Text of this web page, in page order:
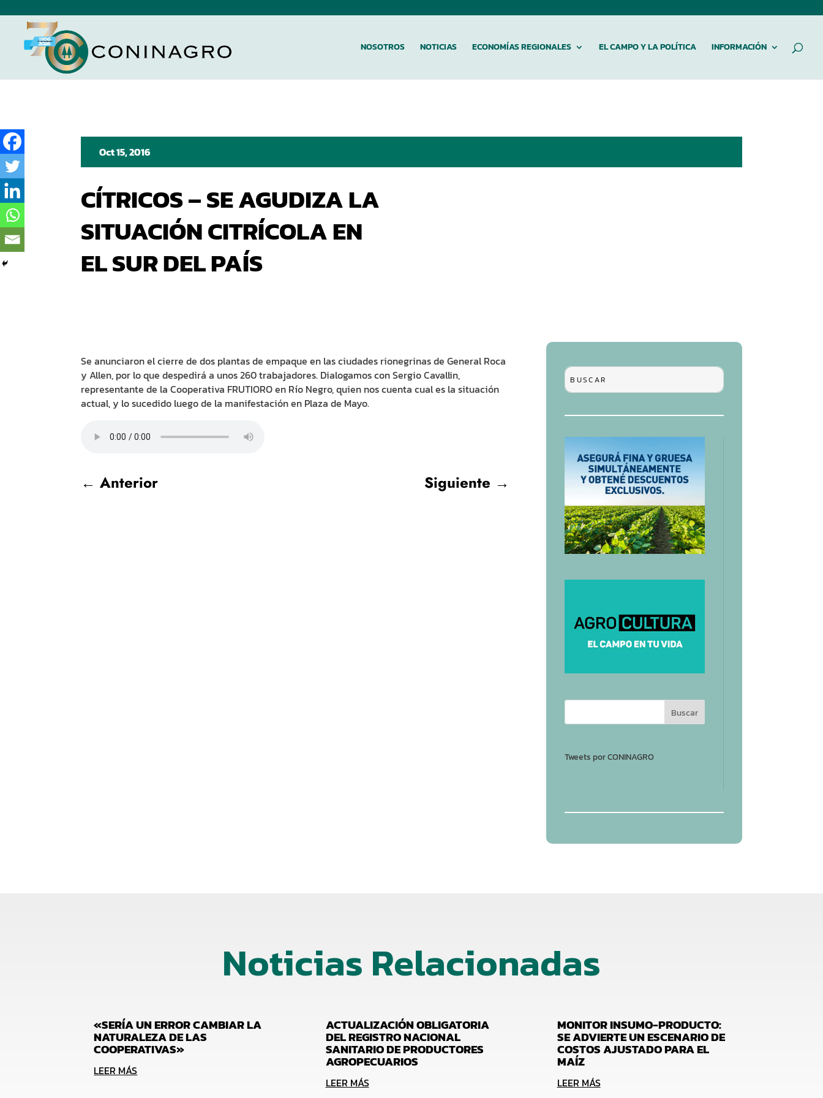
NOSOTROS NOTICIAS ECONOMÍAS REGIONALES EL CAMPO Y LA POLÍTICA INFORMACIÓN
Oct 15, 2016
CÍTRICOS – SE AGUDIZA LA
SITUACIÓN CITRÍCOLA EN
EL SUR DEL PAÍS
Se anunciaron el cierre de dos plantas de empaque en las ciudades rionegrinas de General Roca
y Allen, por lo que despedirá a unos 260 trabajadores. Dialogamos con Sergio Cavallin,
representante de la Cooperativa FRUTIORO en Río Negro, quien nos cuenta cual es la situación
actual, y lo sucedido luego de la manifestación en Plaza de Mayo.
← Anterior Siguiente →
Tweets por CONINAGRO
Noticias Relacionadas
«SERÍA UN ERROR CAMBIAR LA
NATURALEZA DE LAS
COOPERATIVAS»
LEER MÁS
ACTUALIZACIÓN OBLIGATORIA
DEL REGISTRO NACIONAL
SANITARIO DE PRODUCTORES
AGROPECUARIOS
LEER MÁS
MONITOR INSUMO-PRODUCTO:
SE ADVIERTE UN ESCENARIO DE
COSTOS AJUSTADO PARA EL
MAÍZ
LEER MÁS